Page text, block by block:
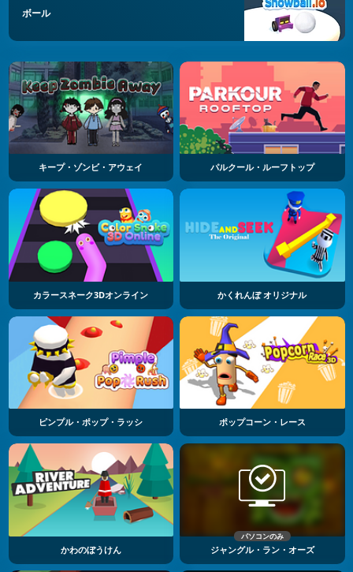
ボール
キープ・ゾンビ・アウェイ パルクール・ルーフトップ
カラースネーク3Dオンライン かくれんぼ オリジナル
ピンプル・ポップ・ラッシ ポップコーン・レース
かわのぼうけん
パソコンのみ
ジャングル・ラン・オーズ